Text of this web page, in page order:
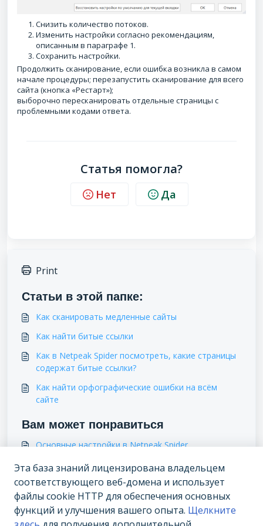
Снизить количество потоков.
Изменить настройки согласно рекомендациям,
описанным в параграфе 1.
Сохранить настройки.
Продолжить сканирование, если ошибка возникла в самом
начале процедуры; перезапустить сканирование для всего
сайта (кнопка «Рестарт»);
выборочно пересканировать отдельные страницы с
проблемными кодами ответа.
Статья помогла?
Нет Да
Print
Статьи в этой папке:
Как сканировать медленные сайты
Как найти битые ссылки
Как в Netpeak Spider посмотреть, какие страницы
содержат битые ссылки?
Как найти орфографические ошибки на всём
сайте
Вам может понравиться
Основные настройки в Netpeak Spider
Мультидоменное сканирование
Как в Netpeak Spider ограничить сканирование по
разделу, вложенности, части URL?
Продвинутые настройки
Эта база знаний лицензирована владельцем
соответствующего веб-домена и использует
файлы cookie HTTP для обеспечения основных
функций и улучшения вашего опыта. Щелкните